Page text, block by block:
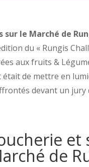
le Marché de
du « Rungis
aux fruits &
de mettre en
devant un jury
et
de